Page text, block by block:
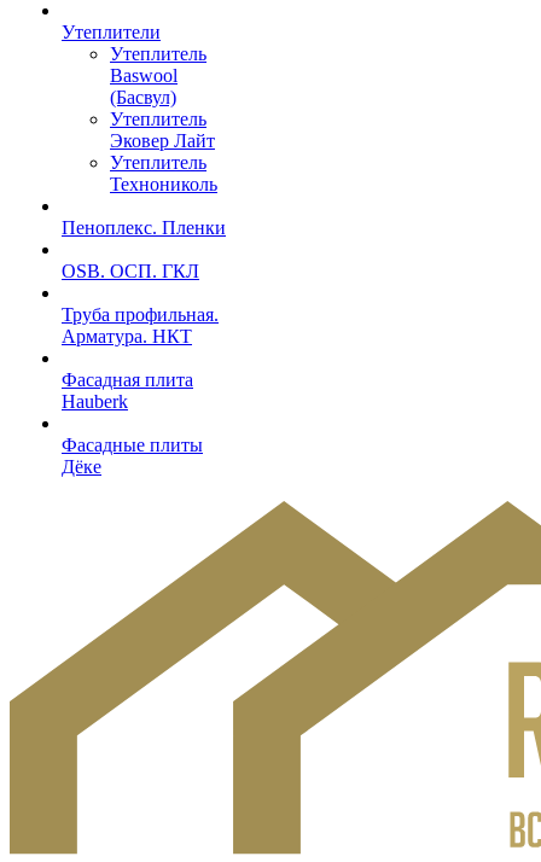
Утеплители
Утеплитель
Baswool
(Басвул)
Утеплитель
Эковер Лайт
Утеплитель
Технониколь
Пеноплекс. Пленки
OSB. ОСП. ГКЛ
Труба профильная.
Арматура. НКТ
Фасадная плита
Hauberk
Фасадные плиты
Дёке